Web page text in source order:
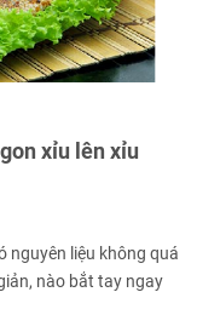
xỉu lên xỉu
nguyên liệu không quá
nào bắt tay ngay